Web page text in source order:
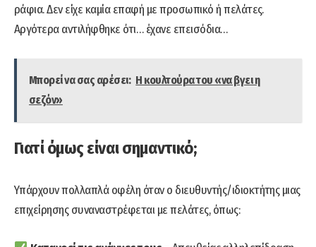
ράφια. Δεν είχε καμία επαφή με προσωπικό ή πελάτες.
Αργότερα αντιλήφθηκε ότι… έχανε επεισόδια…
Μπορεί να σας αρέσει: Η κουλτούρα του «να βγει η
σεζόν»
Γιατί όμως είναι σημαντικό;
Υπάρχουν πολλαπλά οφέλη όταν ο διευθυντής/ιδιοκτήτης μιας
επιχείρησης συναναστρέφεται με πελάτες, όπως: